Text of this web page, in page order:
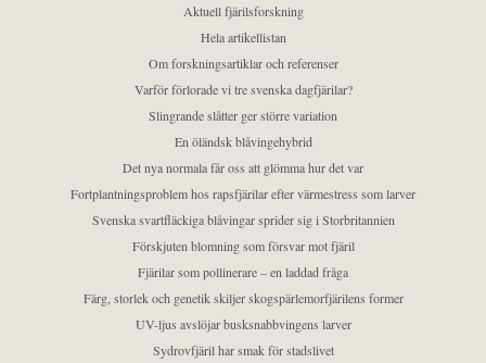
Aktuell fjärilsforskning
Hela artikellistan
Om forskningsartiklar och referenser
Varför förlorade vi tre svenska dagfjärilar?
Slingrande slåtter ger större variation
En öländsk blåvingehybrid
Det nya normala får oss att glömma hur det var
Fortplantningsproblem hos rapsfjärilar efter värmestress som larver
Svenska svartfläckiga blåvingar sprider sig i Storbritannien
Förskjuten blomning som försvar mot fjäril
Fjärilar som pollinerare – en laddad fråga
Färg, storlek och genetik skiljer skogspärlemorfjärilens former
UV-ljus avslöjar busksnabbvingens larver
Sydrovfjäril har smak för stadslivet